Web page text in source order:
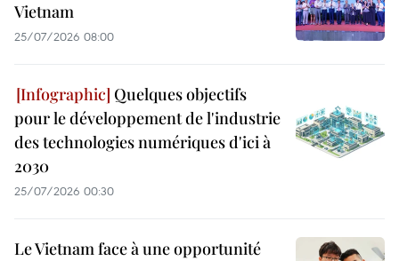
Vietnam
25/07/2026 08:00
Quelques objectifs
pour le développement de l'industrie
des technologies numériques d'ici à
2030
25/07/2026 00:30
Le Vietnam face à une opportunité